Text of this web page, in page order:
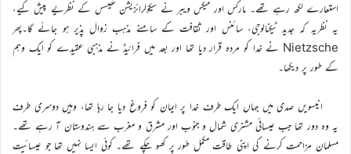
استعارے لکھ رہے تھے۔ مارکس اور میکس ویبر نے سیکولرائزیشن تھیسس کے نظریے پیش کیے،
یہ نظریہ کہ جدید ٹیکنالوجی، سائنس اور ثقافت کے سامنے مذہب زوال پذیر ہو جائے گا۔پھر
Nietzsche نے خدا کو مردہ قرار دیا تھا اور بعد میں فرائیڈ نے مذہبی عقیدے کو ایک وہم
کے طور پر دیکھا۔
انیسویں صدی میں جہاں ایک طرف خدا پر ایمان کو فروغ دیا جا رہا تھا، وہیں دوسری طرف
یہ وہ دور تھا جب عیسائی مشنری شمال و جنوب اور مشرق و مغرب سے ہندوستان آ رہے تھے۔
مسلمان مزاحمت کرنے کی اپنی طاقت مکمل طور پر کھو چکے تھے۔ کوئی ایسا نہیں تھا جو عیسائیت